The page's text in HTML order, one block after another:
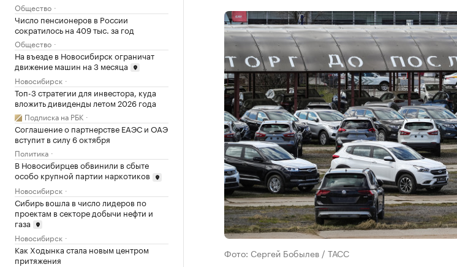
Общество
Число пенсионеров в России
сократилось на 409 тыс. за год
Общество
На въезде в Новосибирск ограничат
движение машин на 3 месяца
Новосибирск
Топ-3 стратегии для инвестора, куда
вложить дивиденды летом 2026 года
Подписка на РБК
Соглашение о партнерстве ЕАЭС и ОАЭ
вступит в силу 6 октября
Политика
В Новосибирцев обвинили в сбыте
особо крупной партии наркотиков
Новосибирск
Сибирь вошла в число лидеров по
проектам в секторе добычи нефти и
газа
Новосибирск
Как Ходынка стала новым центром
притяжения
Фото: Сергей Бобылев / ТАСС